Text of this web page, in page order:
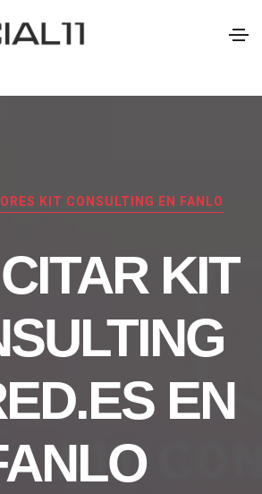
KIT CONSULTING EN FANLO
KIT
EN